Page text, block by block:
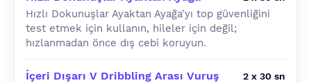
Hızlı Dokunuşlar Ayaktan Ayağa'yı top güvenliğini
test etmek için kullanın, hileler için değil;
hızlanmadan önce dış cebi koruyun.
İçeri Dışarı V Dribbling Arası Vuruş 2 x 30 sn